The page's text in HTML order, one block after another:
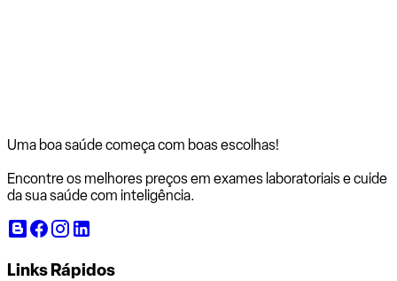
Uma boa saúde começa com boas escolhas!
Encontre os melhores preços em exames laboratoriais e cuide
da sua saúde com inteligência.
Links Rápidos